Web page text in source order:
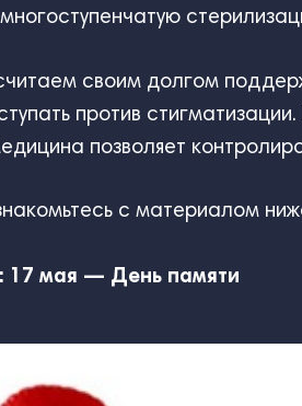
своим долгом
против
позволяет
с материалом
17 мая — День памяти